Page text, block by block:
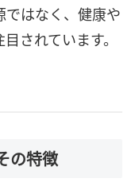
はなく、健康や
されています。
の特徴